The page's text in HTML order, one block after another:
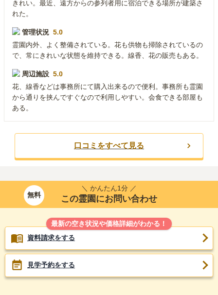
きれい。最近、遠方からの参列者用に宿泊できる場所が建築さ
れた。
管理状況 5.0
霊園内外、よく整備されている。花も供物も掃除されているの
で、常にきれいな状態を維持できる。線香、花の販売もある。
周辺施設 5.0
花、線香などは事務所にて購入出来るので便利。事務所も霊園
から通りを挟んですぐなので利用しやすい。会食できる部屋も
ある。
口コミをすべて見る
無料
＼ かんたん1分 ／
この霊園にお問い合わせ
最新の空き状況や価格詳細がわかる！
資料請求をする
見学予約をする